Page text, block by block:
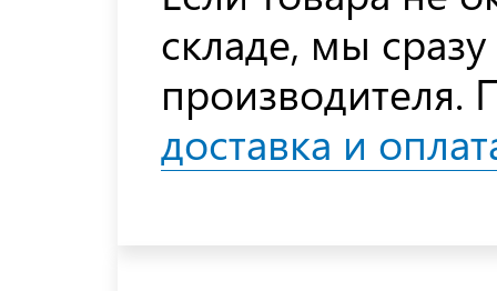
складе, мы
производителя.
доставка и